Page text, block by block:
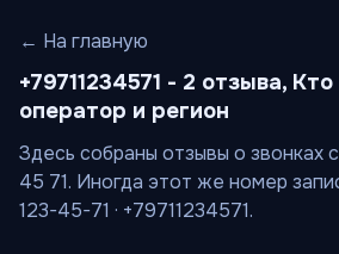
← На главную
+79711234571 - 2 отзыва,
оператор и регион
Здесь собраны отзывы о звонках
45 71. Иногда этот же номер
123-45-71 · +79711234571.